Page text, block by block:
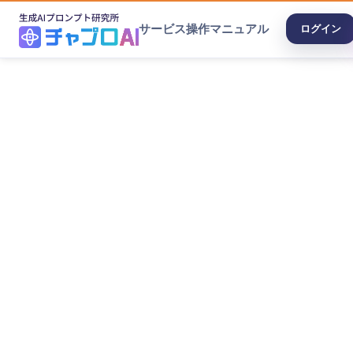
サービス操作マニュアル ログイン